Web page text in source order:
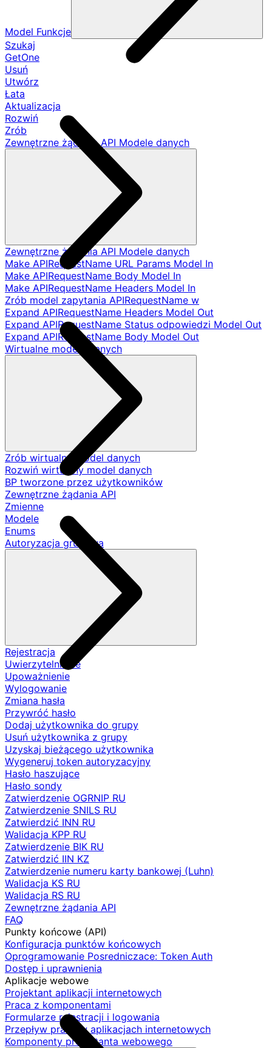
Model Funkcje
Szukaj
GetOne
Usuń
Utwórz
Łata
Aktualizacja
Rozwiń
Zrób
Zewnętrzne żądania API Modele danych
Zewnętrzne żądania API Modele danych
Make APIRequestName URL Params Model In
Make APIRequestName Body Model In
Make APIRequestName Headers Model In
Zrób model zapytania APIRequestName w
Expand APIRequestName Headers Model Out
Expand APIRequestName Status odpowiedzi Model Out
Expand APIRequestName Body Model Out
Wirtualne modele danych
Zrób wirtualny model danych
Rozwiń wirtualny model danych
BP tworzone przez użytkowników
Zewnętrzne żądania API
Zmienne
Modele
Enums
Autoryzacja grupowa
Rejestracja
Uwierzytelnianie
Upoważnienie
Wylogowanie
Zmiana hasła
Przywróć hasło
Dodaj użytkownika do grupy
Usuń użytkownika z grupy
Uzyskaj bieżącego użytkownika
Wygeneruj token autoryzacyjny
Hasło haszujące
Hasło sondy
Zatwierdzenie OGRNIP RU
Zatwierdzenie SNILS RU
Zatwierdzić INN RU
Walidacja KPP RU
Zatwierdzenie BIK RU
Zatwierdzić IIN KZ
Zatwierdzenie numeru karty bankowej (Luhn)
Walidacja KS RU
Walidacja RS RU
Zewnętrzne żądania API
FAQ
Punkty końcowe (API)
Konfiguracja punktów końcowych
Oprogramowanie Posredniczace: Token Auth
Dostęp i uprawnienia
Aplikacje webowe
Projektant aplikacji internetowych
Praca z komponentami
Formularze rejestracji i logowania
Przepływ pracy w aplikacjach internetowych
Komponenty projektanta webowego